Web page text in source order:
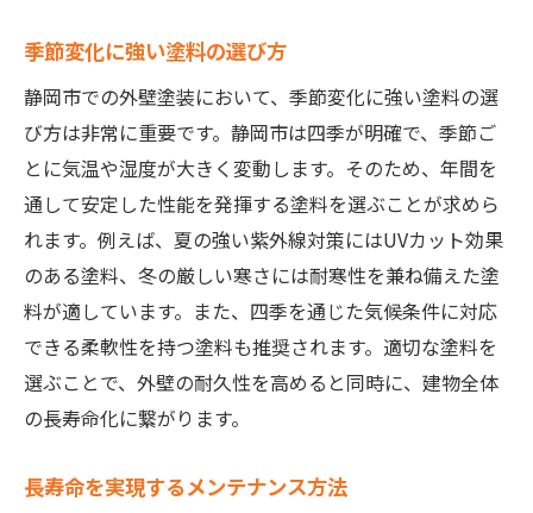
地域の気候が及ぼす影響を分析
環境に優しい塗装選びのポイント
地元の気候を知る専門家の意見
地域コミュニティと協力したプロジェクト
外壁の美観を保つための静岡市における色選び
と塗料選び
長期間美観を保つ塗料選び
色褪せしにくい色の選定
周囲の自然環境を取り入れたデザイン
家全体のデザインと調和する色
専門家による色選びのコンサルティング
季節変化に強い塗料の選び方
静岡市での外壁塗装において、季節変化に強い塗料の選
び方は非常に重要です。静岡市は四季が明確で、季節ご
とに気温や湿度が大きく変動します。そのため、年間を
通して安定した性能を発揮する塗料を選ぶことが求めら
れます。例えば、夏の強い紫外線対策にはUVカット効果
のある塗料、冬の厳しい寒さには耐寒性を兼ね備えた塗
料が適しています。また、四季を通じた気候条件に対応
できる柔軟性を持つ塗料も推奨されます。適切な塗料を
選ぶことで、外壁の耐久性を高めると同時に、建物全体
の長寿命化に繋がります。
長寿命を実現するメンテナンス方法